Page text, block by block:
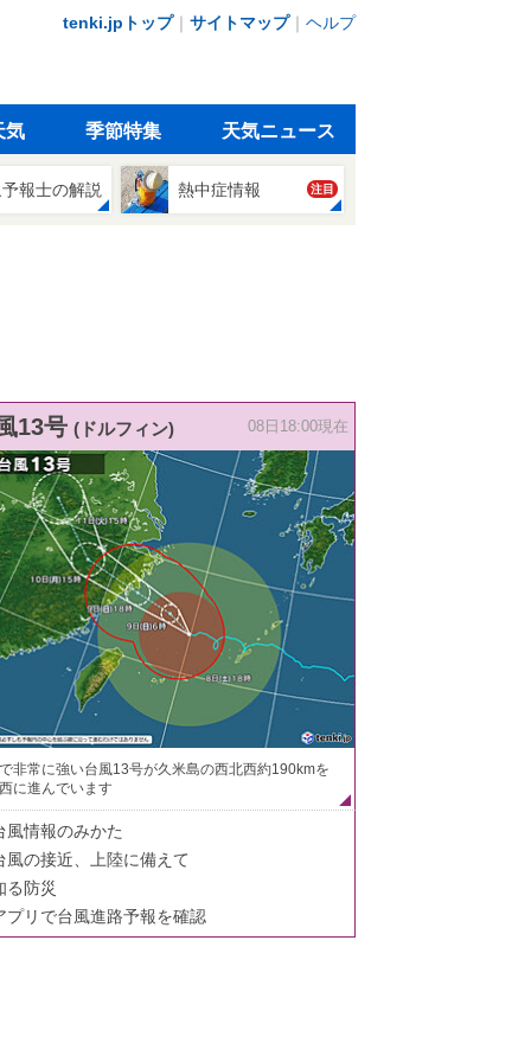
tenki.jpトップ｜ サイトマップ｜ ヘルプ
気 季節特集 天気ニュース
報士の解説 熱中症情報 注目
13号 (ドルフィン) 08日18:00現在
非常に強い台風13号が久米島の西北西約190kmを
に進んでいます
風情報のみかた
風の接近、上陸に備えて
る防災
プリで台風進路予報を確認